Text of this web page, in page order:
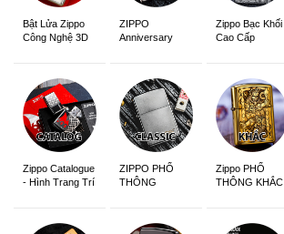
Bật Lửa Zippo
Công Nghệ 3D
ZIPPO
Anniversary
Zippo Bạc Khối
Cao Cấp
Zippo Catalogue
- Hình Trang Trí
ZIPPO PHỔ
THÔNG
Zippo PHỔ
THÔNG KHẮC